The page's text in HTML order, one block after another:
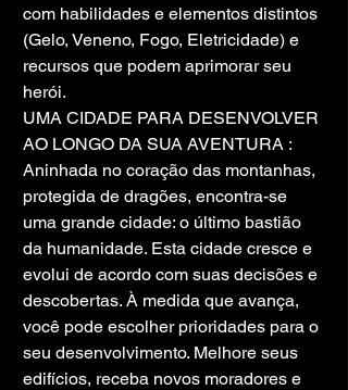
com habilidades e elementos distintos
(Gelo, Veneno, Fogo, Eletricidade) e
recursos que podem aprimorar seu
herói.
UMA CIDADE PARA DESENVOLVER
AO LONGO DA SUA AVENTURA :
Aninhada no coração das montanhas,
protegida de dragões, encontra-se
uma grande cidade: o último bastião
da humanidade. Esta cidade cresce e
evolui de acordo com suas decisões e
descobertas. À medida que avança,
você pode escolher prioridades para o
seu desenvolvimento. Melhore seus
edifícios, receba novos moradores e